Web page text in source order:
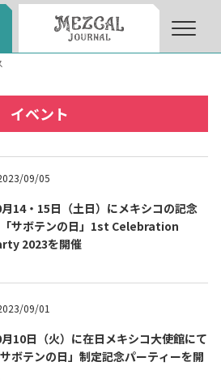
How to Make Tequila
イベント
09/05
14・15日（土日）にメキシコの記念
サボテンの日」1st Celebration
2023を開催
09/01
10日（火）に在日メキシコ大使館にて
サボテンの日」制定記念パーティーを開